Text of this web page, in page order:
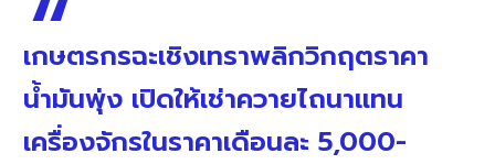
เกษตรกรฉะเชิงเทราพลิกวิกฤตราคา
น้ำมันพุ่ง เปิดให้เช่าควายไถนาแทน
เครื่องจักรในราคาเดือนละ 5,000-